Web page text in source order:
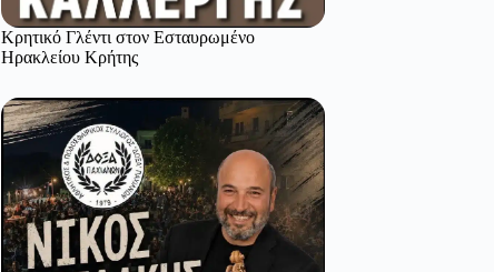
Κρητικό Γλέντι στον Εσταυρωμένο
Ηρακλείου Κρήτης